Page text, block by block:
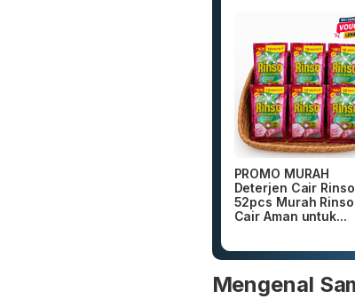
PROMO MURAH
Deterjen Cair Rinso
52pcs Murah Rinso
Cair Aman untuk...
Mengenal